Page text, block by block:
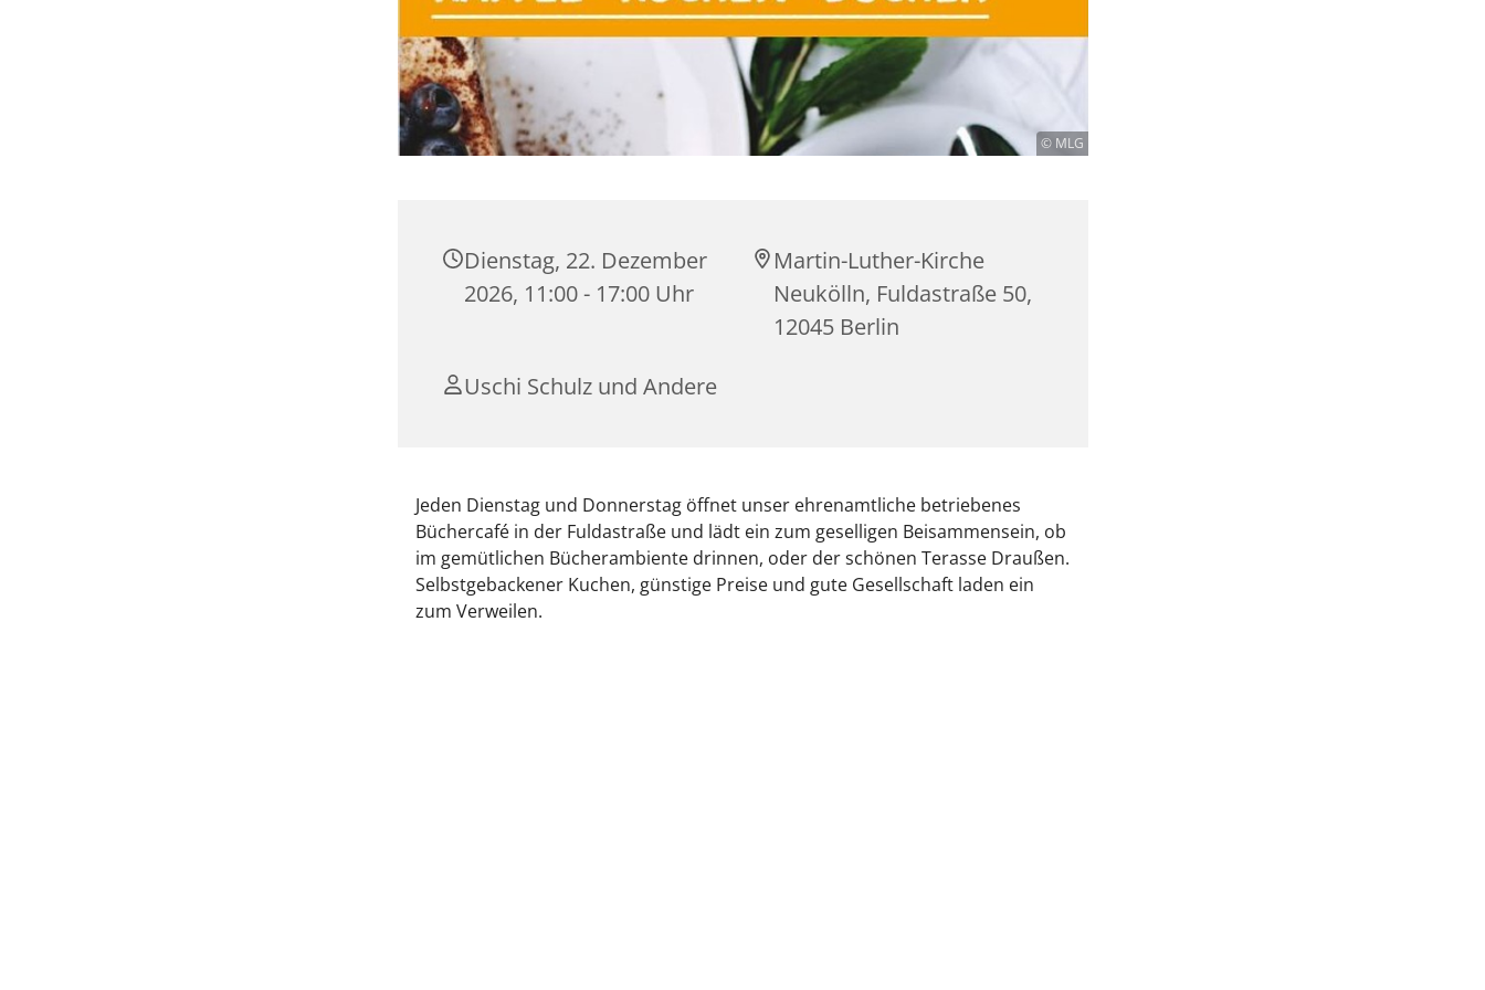
© MLG
Dienstag, 22. Dezember
2026, 11:00 - 17:00 Uhr
Martin-Luther-Kirche
Neukölln, Fuldastraße 50,
12045 Berlin
Uschi Schulz und Andere
Jeden Dienstag und Donnerstag öffnet unser ehrenamtliche betriebenes
Büchercafé in der Fuldastraße und lädt ein zum geselligen Beisammensein, ob
im gemütlichen Bücherambiente drinnen, oder der schönen Terasse Draußen.
Selbstgebackener Kuchen, günstige Preise und gute Gesellschaft laden ein
zum Verweilen.